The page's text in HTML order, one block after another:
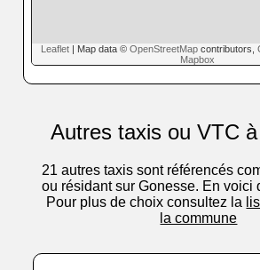
Leaflet | Map data © OpenStreetMap contributors,
Mapbox
Autres taxis ou VTC
21 autres taxis sont référencés
ou résidant sur Gonesse. En voici
Pour plus de choix consultez la
la commune